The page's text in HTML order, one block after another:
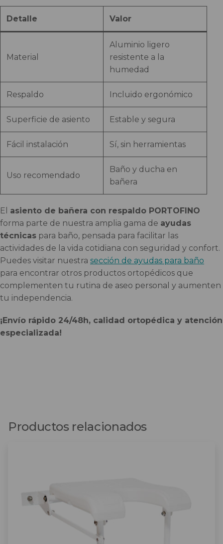
Detalle Valor
Material
Aluminio ligero
resistente a la
humedad
Respaldo Incluido ergonómico
Superficie de asiento Estable y segura
Fácil instalación Sí, sin herramientas
Uso recomendado
Baño y ducha en
bañera
El asiento de bañera con respaldo PORTOFINO
forma parte de nuestra amplia gama de ayudas
técnicas para baño, pensada para facilitar las
actividades de la vida cotidiana con seguridad y confort.
Puedes visitar nuestra sección de ayudas para baño
para encontrar otros productos ortopédicos que
complementen tu rutina de aseo personal y aumenten
tu independencia.
¡Envío rápido 24/48h, calidad ortopédica y atención
especializada!
Productos relacionados